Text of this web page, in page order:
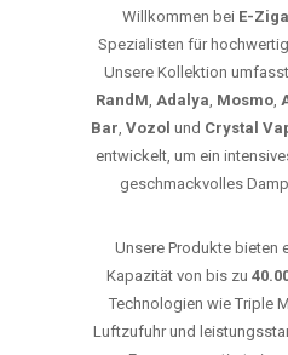
Willkommen bei E-
Spezialisten für
Unsere Kollektion
RandM, Adalya, Mosmo,
Bar, Vozol und Crystal
entwickelt, um ein
geschmackvolles
Unsere Produkte bieten
Kapazität von bis zu
Technologien wie Triple
Luftzufuhr und